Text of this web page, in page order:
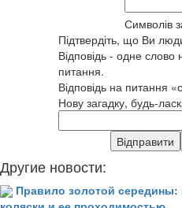
Символів
Підтвердіть, що Ви
Відповідь - одне слово
питання.
Відповідь на питання
Нову загадку, будь-
Другие новости:
Правило золотой середины: